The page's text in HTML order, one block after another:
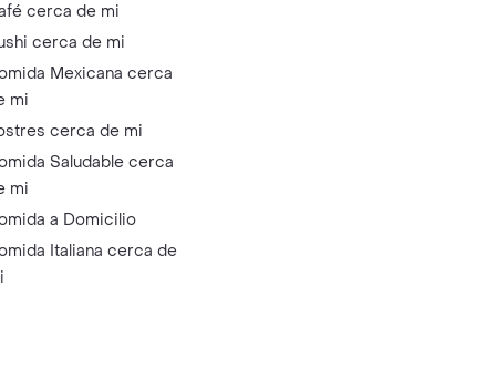
cerca de mi
cerca de mi
Mexicana cerca
mi
cerca de mi
Saludable cerca
mi
a Domicilio
Italiana cerca de